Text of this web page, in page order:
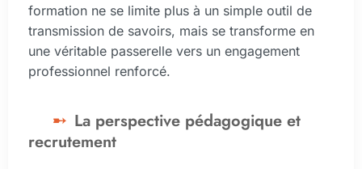
formation ne se limite plus à un simple outil de
transmission de savoirs, mais se transforme en
une véritable passerelle vers un engagement
professionnel renforcé.
La perspective pédagogique et
recrutement